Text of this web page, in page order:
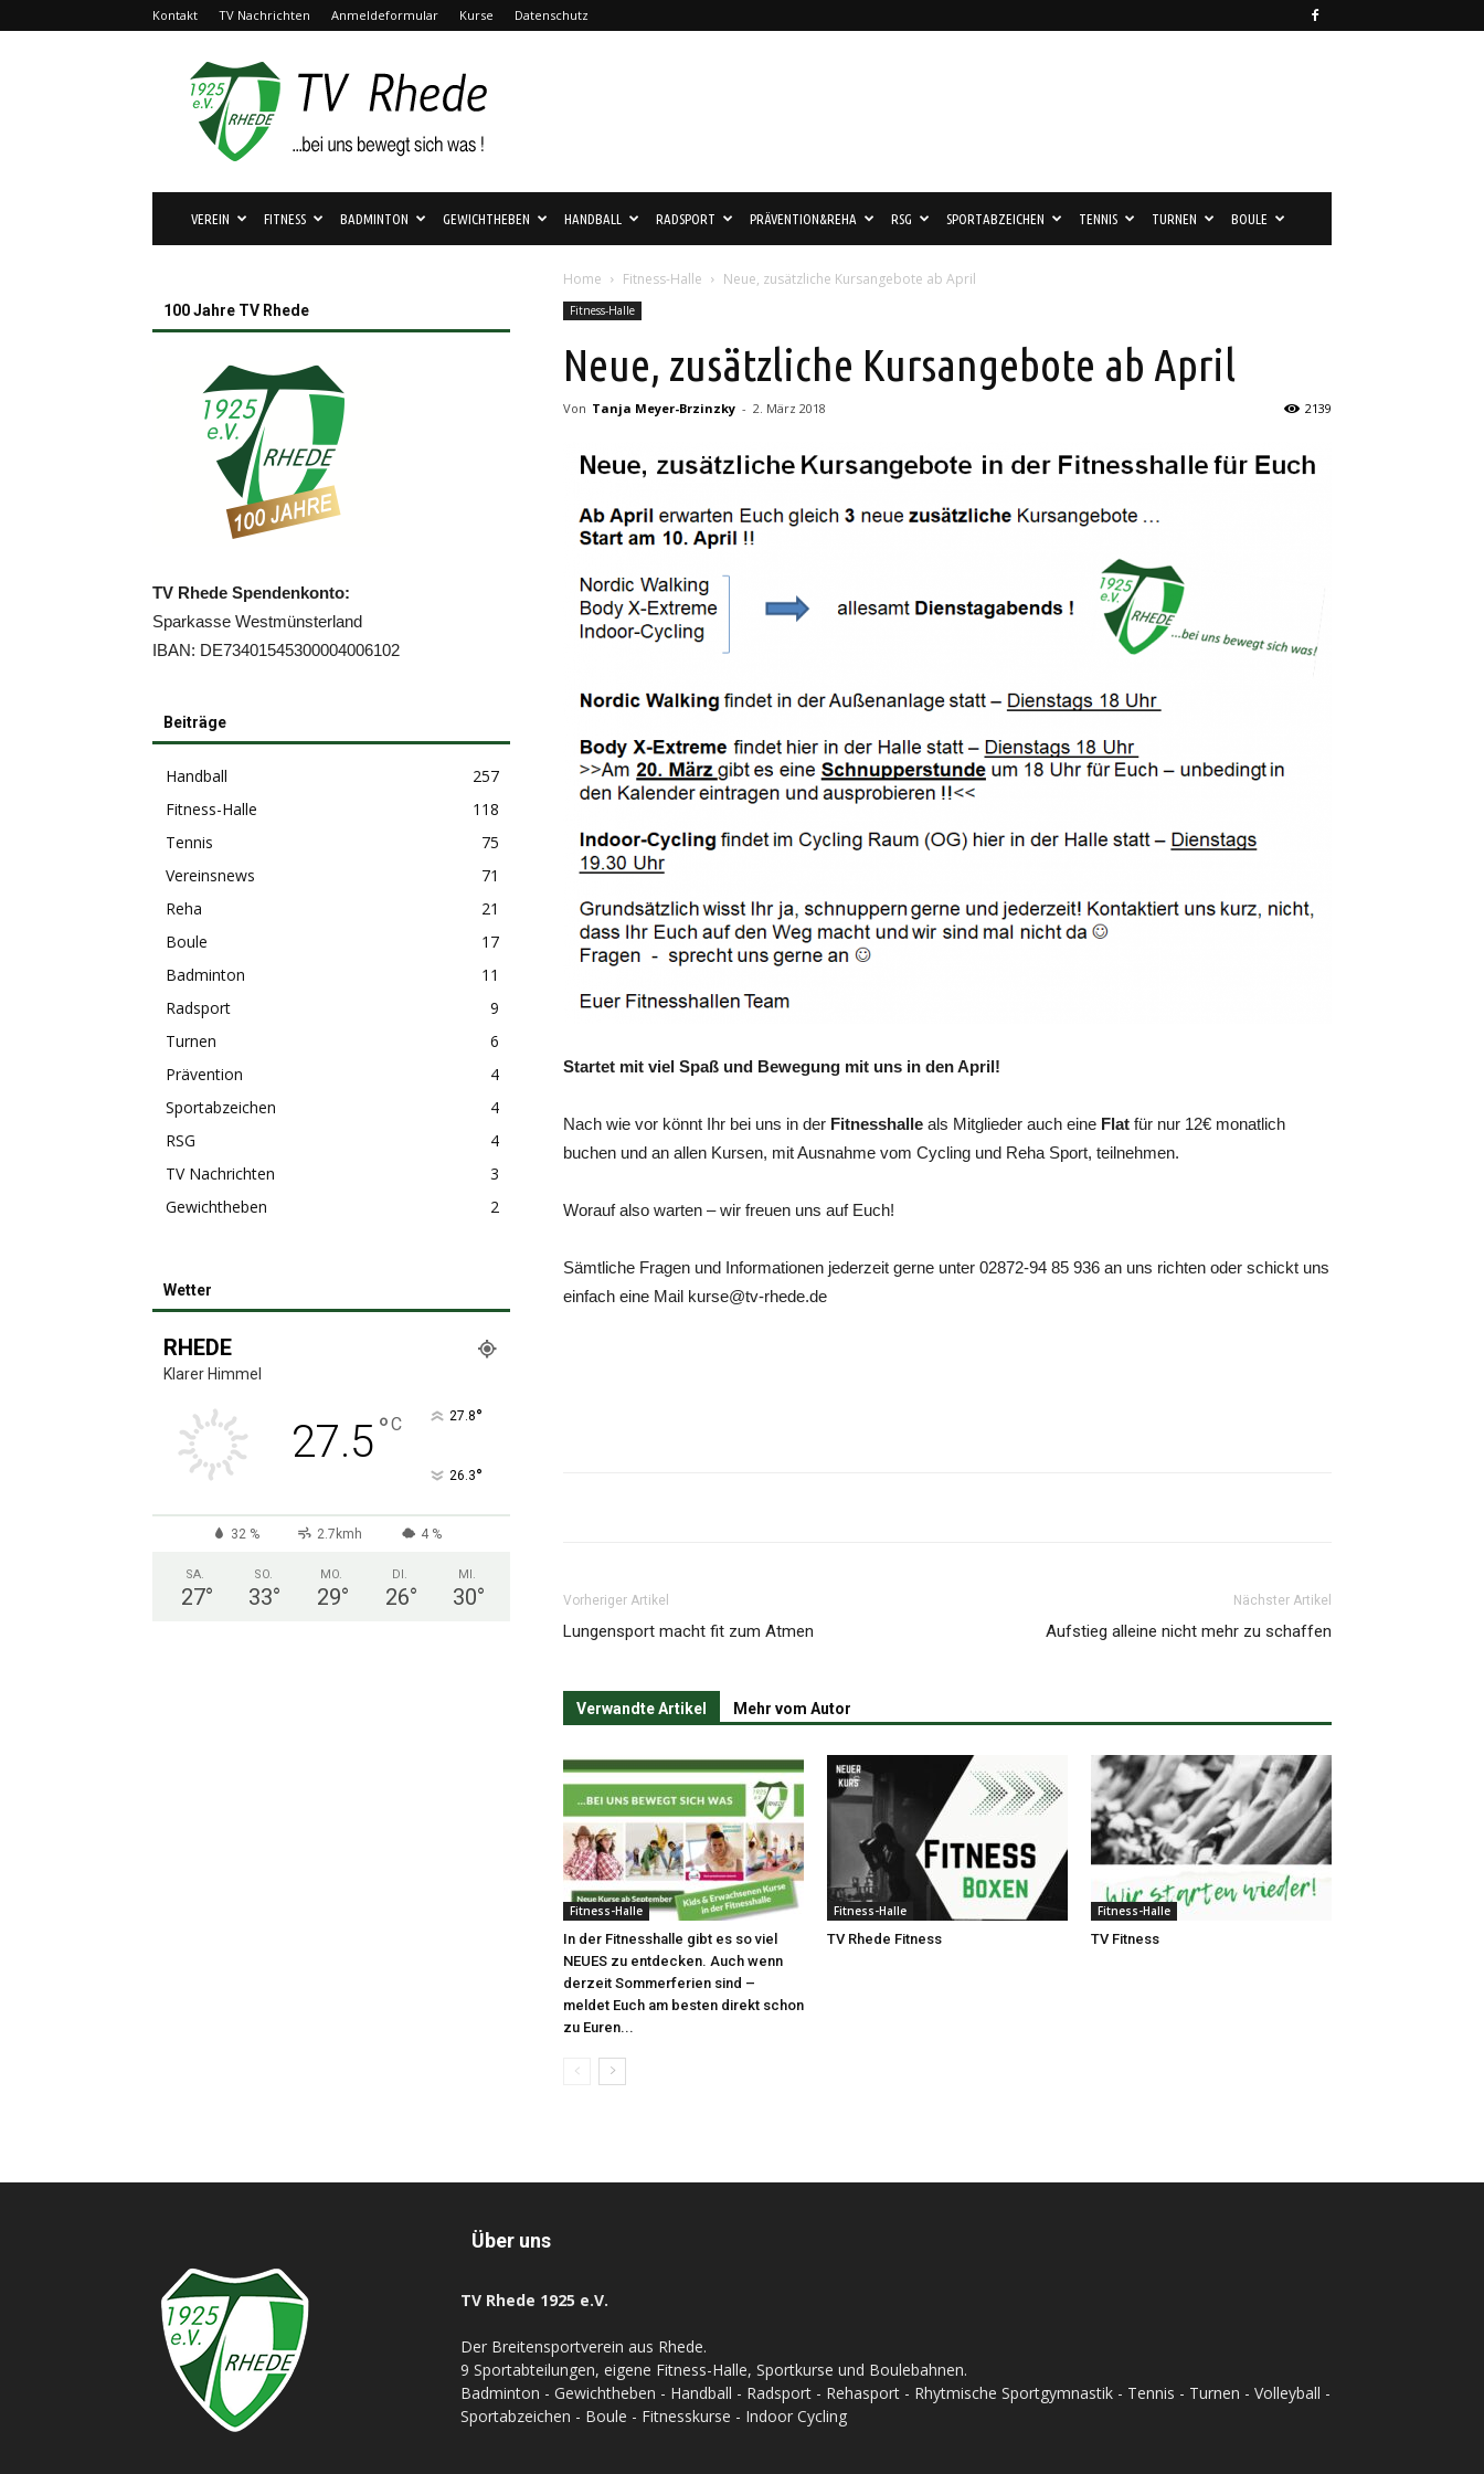
Kontakt TV Nachrichten Anmeldeformular Kurse Datenschutz
TV
Rhede
1925
e.V.
VEREIN FITNESS BADMINTON GEWICHTHEBEN HANDBALL RADSPORT PRÄVENTION&REHA RSG SPORTABZEICHEN TENNIS TURNEN BOULE
Home Fitness-Halle Neue, zusätzliche Kursangebote ab April
Fitness-Halle
Neue, zusätzliche Kursangebote ab April
Von Tanja Meyer-Brzinzky - 2. März 2018 2139
Startet mit viel Spaß und Bewegung mit uns in den April!
Nach wie vor könnt Ihr bei uns in der Fitnesshalle als Mitglieder auch eine Flat für nur 12€ monatlich
buchen und an allen Kursen, mit Ausnahme vom Cycling und Reha Sport, teilnehmen.
Worauf also warten – wir freuen uns auf Euch!
Sämtliche Fragen und Informationen jederzeit gerne unter 02872-94 85 936 an uns richten oder schickt uns
einfach eine Mail kurse@tv-rhede.de
Vorheriger Artikel
Lungensport macht fit zum Atmen
Nächster Artikel
Aufstieg alleine nicht mehr zu schaffen
Verwandte Artikel Mehr vom Autor
Fitness-Halle
In der Fitnesshalle gibt es so viel
NEUES zu entdecken. Auch wenn
derzeit Sommerferien sind –
meldet Euch am besten direkt schon
zu Euren...
Fitness-Halle
TV Rhede Fitness
Fitness-Halle
TV Fitness
100 Jahre TV Rhede
TV Rhede Spendenkonto:
Sparkasse Westmünsterland
IBAN: DE73401545300004006102
Beiträge
Handball
257
Fitness-Halle
118
Tennis
75
Vereinsnews
71
Reha
21
Boule
17
Badminton
11
Radsport
9
Turnen
6
Prävention
4
Sportabzeichen
4
RSG
4
TV Nachrichten
3
Gewichtheben
2
Wetter
RHEDE
Klarer Himmel
27.5°C 27.8°
26.3°
32 % 2.7kmh 4 %
SA.
27°
SO.
33°
MO.
29°
DI.
26°
MI.
30°
Über uns
TV Rhede 1925 e.V.
Der Breitensportverein aus Rhede.
9 Sportabteilungen, eigene Fitness-Halle, Sportkurse und Boulebahnen.
Badminton - Gewichtheben - Handball - Radsport - Rehasport - Rhytmische Sportgymnastik - Tennis - Turnen - Volleyball -
Sportabzeichen - Boule - Fitnesskurse - Indoor Cycling